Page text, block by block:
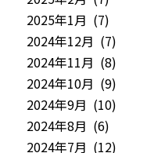
2025年1月 (7)
2024年12月 (7)
2024年11月 (8)
2024年10月 (9)
2024年9月 (10)
2024年8月 (6)
2024年7月 (12)